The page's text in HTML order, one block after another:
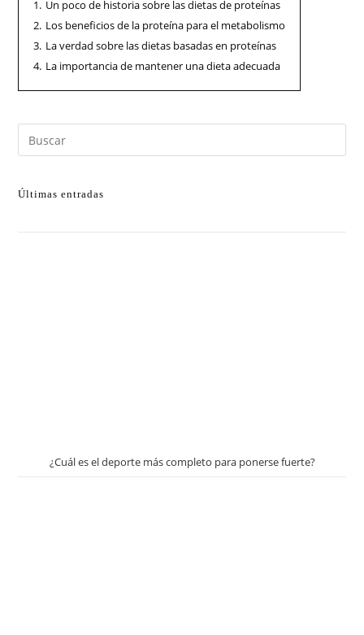
1. Un poco de historia sobre las dietas de proteínas
2. Los beneficios de la proteína para el metabolismo
3. La verdad sobre las dietas basadas en proteínas
4. La importancia de mantener una dieta adecuada
Últimas entradas
¿Cuál es el deporte más completo para ponerse fuerte?